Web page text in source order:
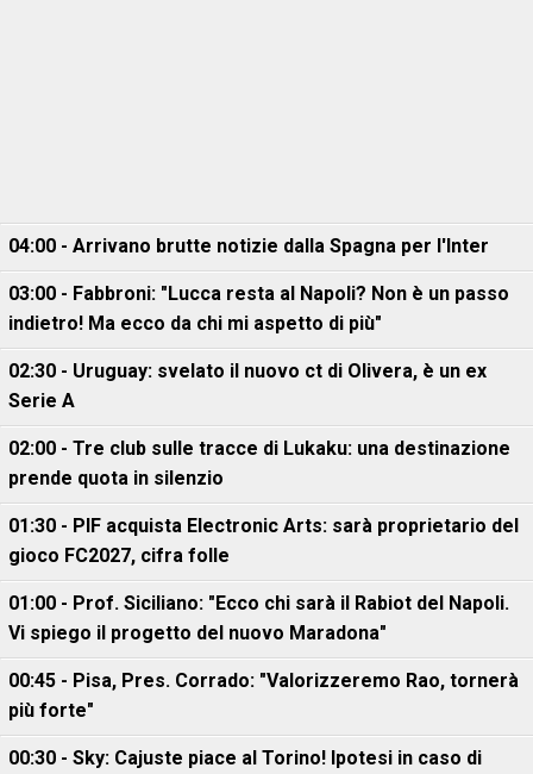
04:00 - Arrivano brutte notizie dalla Spagna per l'Inter
03:00 - Fabbroni: "Lucca resta al Napoli? Non è un passo
indietro! Ma ecco da chi mi aspetto di più"
02:30 - Uruguay: svelato il nuovo ct di Olivera, è un ex
Serie A
02:00 - Tre club sulle tracce di Lukaku: una destinazione
prende quota in silenzio
01:30 - PIF acquista Electronic Arts: sarà proprietario del
gioco FC2027, cifra folle
01:00 - Prof. Siciliano: "Ecco chi sarà il Rabiot del Napoli.
Vi spiego il progetto del nuovo Maradona"
00:45 - Pisa, Pres. Corrado: "Valorizzeremo Rao, tornerà
più forte"
00:30 - Sky: Cajuste piace al Torino! Ipotesi in caso di